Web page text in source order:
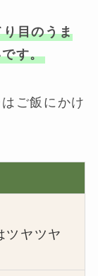
目のうま
す。
ご飯にかけ
ツヤツヤ